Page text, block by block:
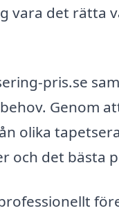
vara det rätta
pris.se
Genom
olika
och det bästa